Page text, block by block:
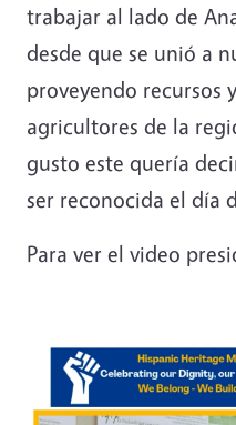
trabajar al lado de
desde que se unió a
proveyendo recursos
agricultores de la
gusto este quería
ser reconocida el día
Para ver el video
Image